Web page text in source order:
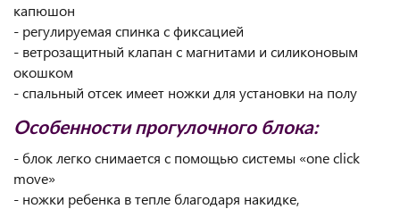
капюшон
- регулируемая спинка с фиксацией
- ветрозащитный клапан с магнитами и силиконовым
окошком
- спальный отсек имеет ножки для установки на полу
Особенности прогулочного блока:
- блок легко снимается с помощью системы «one click
move»
- ножки ребенка в тепле благодаря накидке,